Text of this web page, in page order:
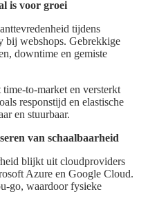
is voor groei
tijdens
bij webshops. Gebrekkige
downtime en gemiste
time-to-market en versterkt
responstijd en elastische
en stuurbaar.
van schaalbaarheid
blijkt uit cloudproviders
Azure en Google Cloud.
go, waardoor fysieke